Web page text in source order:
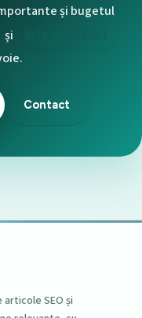
și bugetul
și
Contact
SEO și